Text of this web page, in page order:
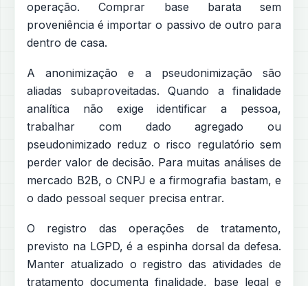
operação. Comprar base barata sem
proveniência é importar o passivo de outro para
dentro de casa.
A anonimização e a pseudonimização são
aliadas subaproveitadas. Quando a finalidade
analítica não exige identificar a pessoa,
trabalhar com dado agregado ou
pseudonimizado reduz o risco regulatório sem
perder valor de decisão. Para muitas análises de
mercado B2B, o CNPJ e a firmografia bastam, e
o dado pessoal sequer precisa entrar.
O registro das operações de tratamento,
previsto na LGPD, é a espinha dorsal da defesa.
Manter atualizado o registro das atividades de
tratamento documenta finalidade, base legal e